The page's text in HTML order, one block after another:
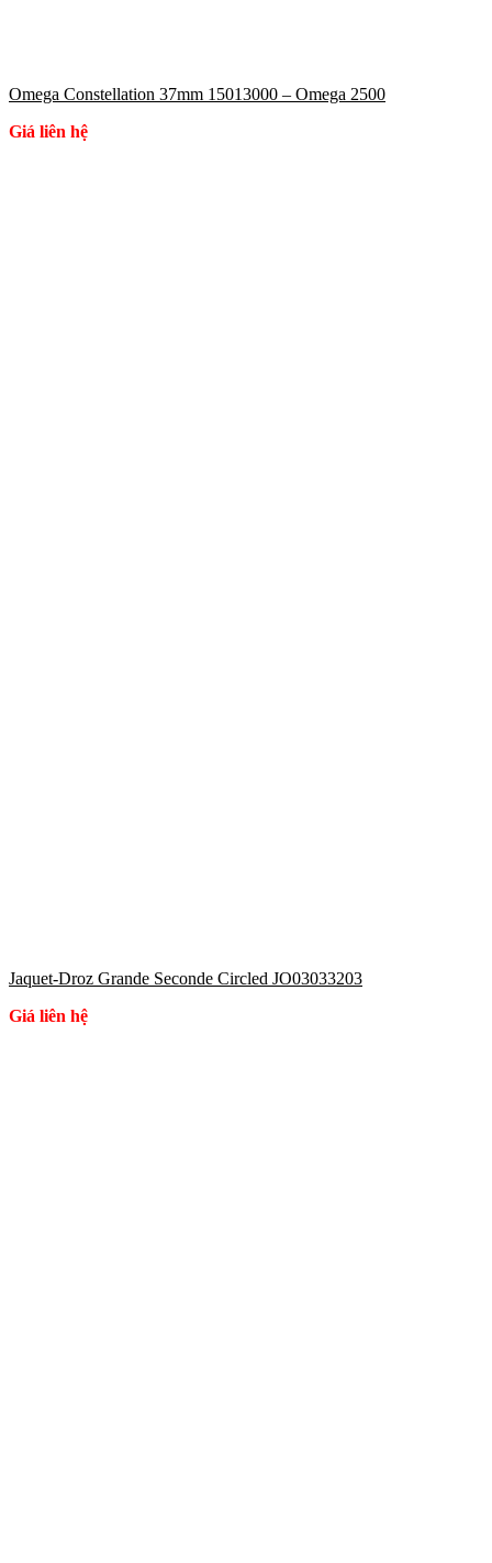
Omega Constellation 37mm 15013000 – Omega 2500
Giá liên hệ
Jaquet-Droz Grande Seconde Circled JO03033203
Giá liên hệ